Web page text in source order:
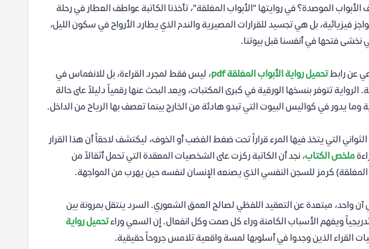
الموصدة؟ في روايتها "الأبواب المغلقة"، تأخذنا الكاتبة عواطف العطار في رحلة
فيزيائية، بل هي تجسيد للقرارات المصيرية والندم الذي يطارد الأرواح في سكون الليل،
فتحها في أنفسنا قبل بيوتنا.
عن رابطتحميل رواية الأبواب المغلقة pdf
، ليس فقط لمجرد القراءة، بل للانغماس في
الرواية تتوفر بنسخها الورقية في كبرى المكتبات، ويعد البحث عنها رقمياً دليلاً على حالة
وما يدور في كواليس البيوت التي تبدو هادئة من الخارج بينما تعصف بها الرياح من الداخل.
التي يتخذ فيها المرء قراراً تحت ضغط الغضب أو الخوف، ليكتشف لاحقاً أن هذا القرار
ملخص الكتاب، نجد أن الكاتبة ركزت على الشخصيات المعقدة التي تحمل أثقالاً من
كرمز للسجن النفسي الذي يصنعه الإنسان لنفسه حين يهرب من المواجهة.
مبتعدة عن التعقيد اللفظي لصالح العمق الشعوري. السرد ينتقل بمرونة بين
ويفهم الأسباب الكامنة وراء كل صمت وكل انفعال. إن السعي وراءتحميل رواية
القراء الذين وجدوا في أسلوبها لمسة واقعية تلامس جروحاً حقيقية.